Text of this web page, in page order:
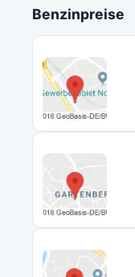
Benzinpreise